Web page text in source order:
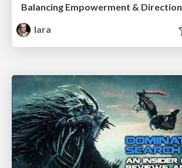
Balancing Empowerment & Direction
lara